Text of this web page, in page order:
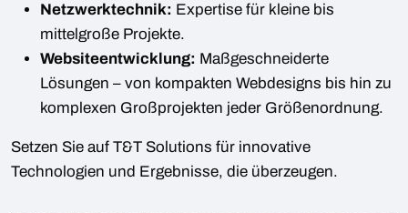
Netzwerktechnik: Expertise für kleine bis
mittelgroße Projekte.
Websiteentwicklung: Maßgeschneiderte
Lösungen – von kompakten Webdesigns bis hin zu
komplexen Großprojekten jeder Größenordnung.
Setzen Sie auf T&T Solutions für innovative
Technologien und Ergebnisse, die überzeugen.